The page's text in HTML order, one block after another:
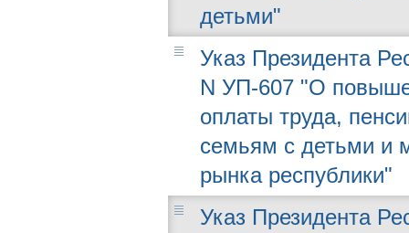
детьми"
Указ Президента
N УП-607 "О
оплаты труда,
семьям с детьми и
рынка республики"
Указ Президента